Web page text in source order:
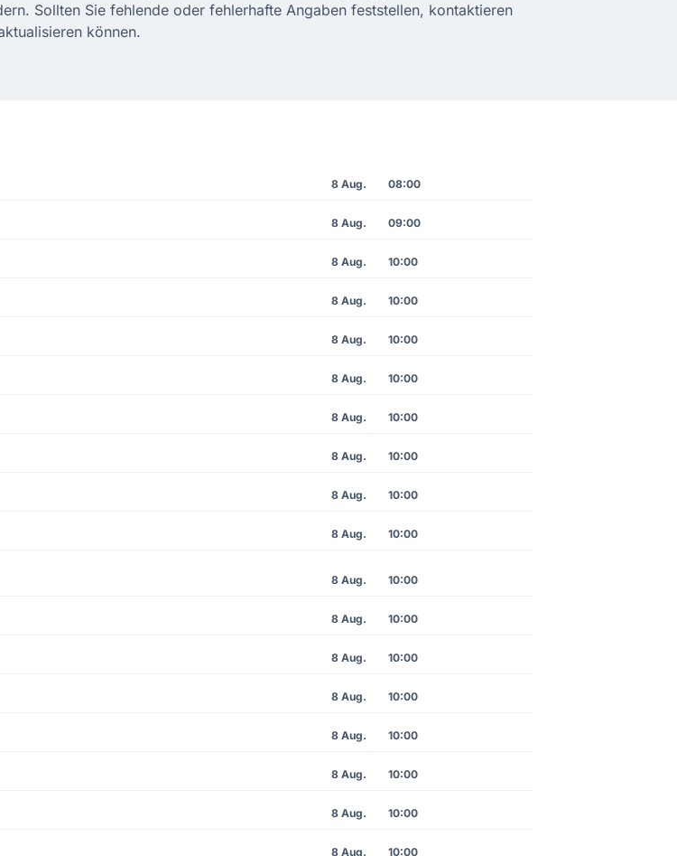
Sollten Sie fehlende oder fehlerhafte Angaben feststellen, kontaktieren
können.
8 Aug. 08:00
8 Aug. 09:00
8 Aug. 10:00
8 Aug. 10:00
8 Aug. 10:00
8 Aug. 10:00
8 Aug. 10:00
8 Aug. 10:00
8 Aug. 10:00
8 Aug. 10:00
8 Aug. 10:00
8 Aug. 10:00
8 Aug. 10:00
8 Aug. 10:00
8 Aug. 10:00
8 Aug. 10:00
8 Aug. 10:00
8 Aug. 10:00